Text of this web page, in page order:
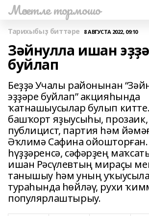
Мәсетле тормошо
Тарихыбыҙ биттәре 8 АВГУСТА 2022, 09:10
Зәйнулла ишан
буйлап
Беҙҙә Учалы районынан
эҙҙәре буйлап” акцияһында
ҡатнашыусылар булып
башҡорт яҙыусыһы,
публицист, партия һәм
Әҡлимә Сафина
һүҙҙәренсә, сәфәрҙең
ишан Рәсүлевтың мираҫы
танышыу һәм уның
тураһында һөйләү, рухи
популярлаштырыу.